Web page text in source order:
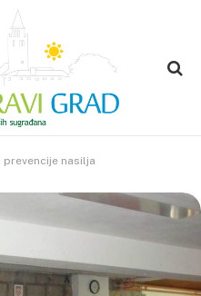
prevencije nasilja